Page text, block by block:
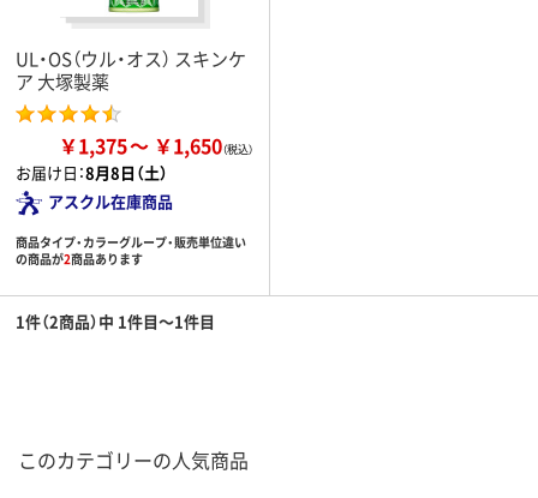
UL・OS（ウル・オス） スキンケ
ア 大塚製薬
￥1,375 ￥1,650
お届け日：8月8日（土）
アスクル在庫商品
商品タイプ・カラーグループ・販売単位違い
の商品が2商品あります
1件（2商品）中 1件目～1件目
このカテゴリーの人気商品